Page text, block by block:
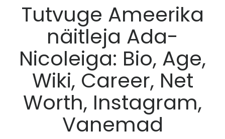
Tutvuge Ameerika
näitleja Ada-
Nicoleiga: Bio, Age,
Wiki, Career, Net
Worth, Instagram,
Vanemad